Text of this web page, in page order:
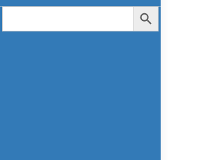
Search
Search Button